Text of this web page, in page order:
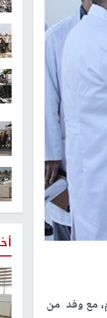
مع وفد من